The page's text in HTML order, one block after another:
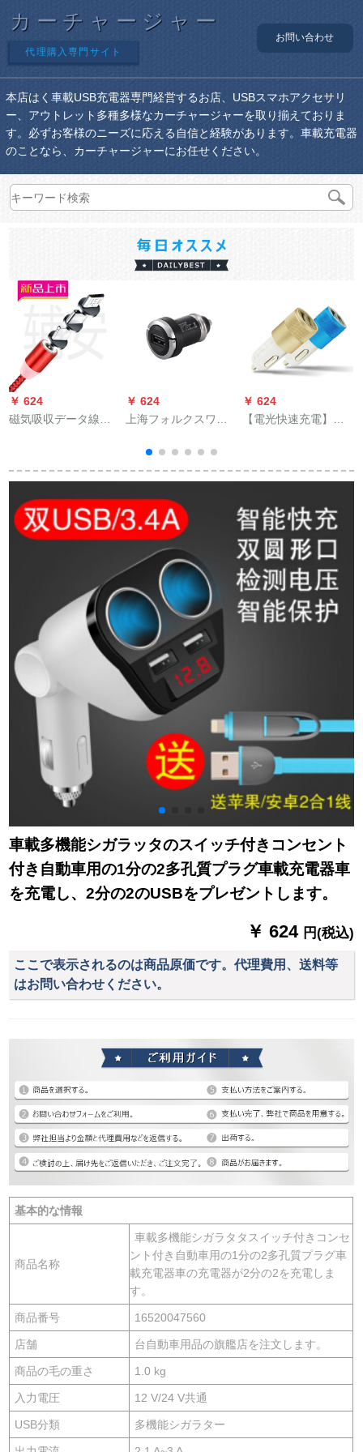
カーチャージャー
代理購入専門サイト
お問い合わせ
本店はく車載USB充電器専門経営するお店、USBスマホアクセサリ
ー、アウトレット多種多様なカーチャージャーを取り揃えておりま
す。必ずお客様のニーズに応える自信と経験があります。車載充電器
のことなら、カーチャージャーにお任せください。
￥ 624
磁気吸収データ線
プルtype-cファーウェ
ぱって、三安卓頭1 m
線の黒を充填しま
す。
￥ 624
上海フォルクスワー
充電器車載知能快速
充電器シガライタ変
￥ 624
【電光快速充電】車
車載多機能シガラッタのスイッチ付きコンセント
付き自動車用の1分の2多孔質プラグ車載充電器車
を充電し、2分の2のUSBをプレゼントします。
￥ 624 円(税込)
ここで表示されるのは商品原価です。代理費用、送料等
はお問い合わせください。
基本的な情報
商品名称
車載多機能シガラタタスイッチ付きコンセ
ント付き自動車用の1分の2多孔質プラグ車
載充電器車の充電器が2分の2を充電しま
す。
商品番号 16520047560
店舗 台自動車用品の旗艦店を注文します。
商品の毛の重さ 1.0 kg
入力電圧 12 V/24 V共通
USB分類 多機能シガラター